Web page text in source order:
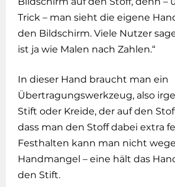
Trick – man sieht die eigene
den Bildschirm. Viele Nutzer
ist ja wie Malen nach Zahlen.“
In dieser Hand braucht man ein
Übertragungswerkzeug, also
Stift oder Kreide, der auf den
dass man den Stoff dabei extra
Festhalten kann man nicht
Handmangel – eine hält das
den Stift.